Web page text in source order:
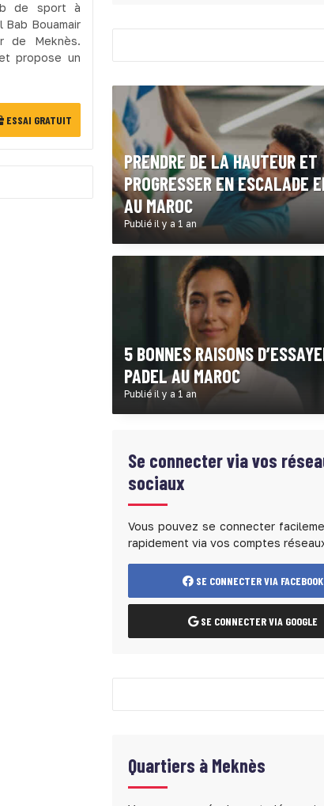
de sport à
Bab Bouamair
de Meknès.
propose un
ESSAI GRATUIT
PRENDRE DE LA HAUTEUR ET
PROGRESSER EN ESCALADE
AU MAROC
Publié il y a 1 an
5 BONNES RAISONS
PADEL AU MAROC
Publié il y a 1 an
Se connecter via vos
sociaux
Vous pouvez se connecter
rapidement via vos comptes
SE CONNECTER VIA FACEBOOK
SE CONNECTER VIA GOOGLE
Quartiers à Meknès